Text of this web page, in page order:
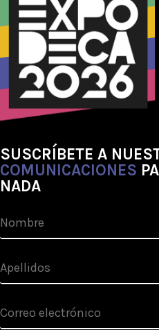
SUSCRÍBETE A
COMUNICACIONES
NADA